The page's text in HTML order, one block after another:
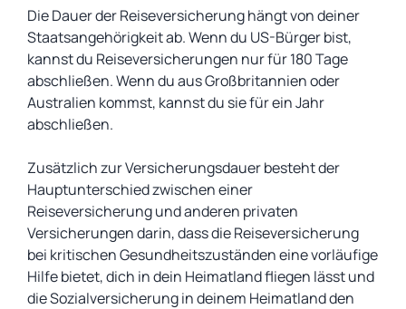
Die Dauer der Reiseversicherung hängt von deiner
Staatsangehörigkeit ab. Wenn du US-Bürger bist,
kannst du Reiseversicherungen nur für 180 Tage
abschließen. Wenn du aus Großbritannien oder
Australien kommst, kannst du sie für ein Jahr
abschließen.
Zusätzlich zur Versicherungsdauer besteht der
Hauptunterschied zwischen einer
Reiseversicherung und anderen privaten
Versicherungen darin, dass die Reiseversicherung
bei kritischen Gesundheitszuständen eine vorläufige
Hilfe bietet, dich in dein Heimatland fliegen lässt und
die Sozialversicherung in deinem Heimatland den